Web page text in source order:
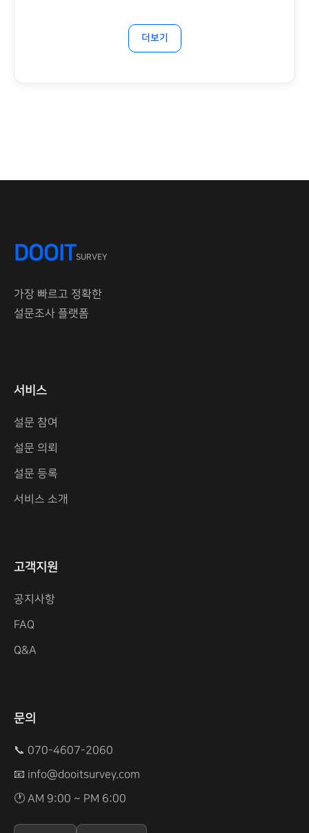
더보기
DOOITSURVEY
가장 빠르고 정확한
설문조사 플랫폼
서비스
설문 참여
설문 의뢰
설문 등록
서비스 소개
고객지원
공지사항
FAQ
Q&A
문의
📞 070-4607-2060
📧 info@dooitsurvey.com
🕐 AM 9:00 ~ PM 6:00